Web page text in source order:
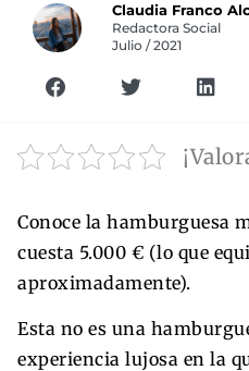
Claudia Franco
Redactora Social
Julio / 2021
Conoce la hamburguesa
cuesta 5.000 € (lo que
aproximadamente).
Esta no es una
experiencia lujosa en la